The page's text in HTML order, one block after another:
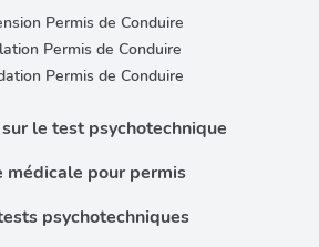
Permis de Conduire
Permis de Conduire
Permis de Conduire
le test psychotechnique
médicale pour permis
psychotechniques